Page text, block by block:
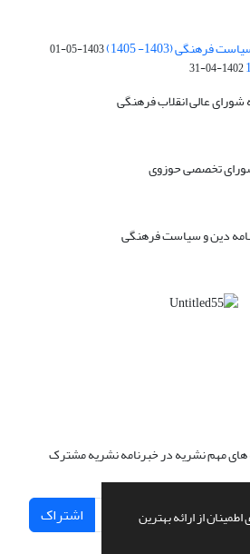
از ارائه بهترین
(1403- 1405)
1403-05-01
1402-04-31
شورای عالی انقلاب فرهنگی
تخصصی حوزوی
دین و سیاست فرهنگی
های مهم نشریه در خبرنامه نشریه مشترک
اشتراک